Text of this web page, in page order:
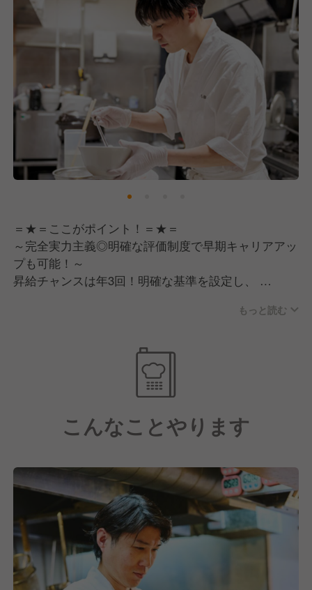
＝★＝ここがポイント！＝★＝
～完全実力主義◎明確な評価制度で早期キャリアアッ
プも可能！～
昇給チャンスは年3回！明確な基準を設定し、
～風通しの良さが自慢！ともに支えあい、一緒に頑張
従業員満足調査でも、8割が「一緒に働く”人”が良
働きやすい環境だから、アルバイトから正社員になる
方も多いです！
きたいといういわゆる「出戻り」の人もいます。
もっと読む
こんなことやります